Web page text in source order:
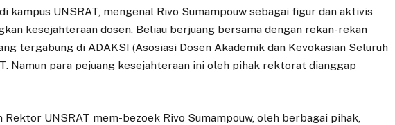
kampus UNSRAT, mengenal Rivo Sumampouw sebagai figur dan aktivis
kesejahteraan dosen. Beliau berjuang bersama dengan rekan-rekan
tergabung di ADAKSI (Asosiasi Dosen Akademik dan Kevokasian Seluruh
Namun para pejuang kesejahteraan ini oleh pihak rektorat dianggap
Rektor UNSRAT mem-bezoek Rivo Sumampouw, oleh berbagai pihak,